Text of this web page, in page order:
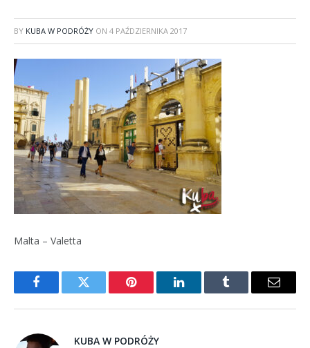
BY KUBA W PODRÓŻY ON 4 PAŹDZIERNIKA 2017
Malta – Valetta
FacebookTwitter Pinterest LinkedInTumblr Email
KUBA W PODRÓŻY